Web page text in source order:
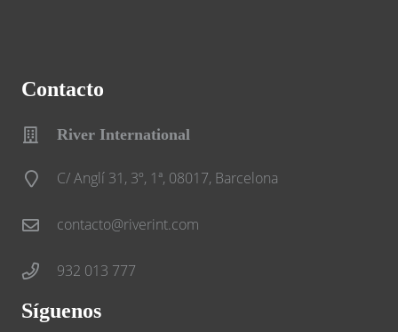
Contacto
River International
C/ Anglí 31, 3º, 1ª, 08017, Barcelona
contacto@riverint.com
932 013 777
Síguenos